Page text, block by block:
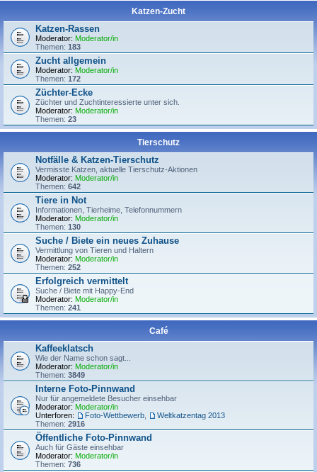
Katzen-Zucht
Katzen-Rassen
Moderator: Moderator/in
Themen: 183
Zucht allgemein
Moderator: Moderator/in
Themen: 172
Züchter-Ecke
Züchter und Zuchtinteressierte unter sich.
Moderator: Moderator/in
Themen: 23
Tierschutz
Notfälle & Katzen-Tierschutz
Vermisste Katzen, aktuelle Tierschutz-Aktionen
Moderator: Moderator/in
Themen: 642
Tiere in Not
Informationen, Tierheime, Telefonnummern
Moderator: Moderator/in
Themen: 130
Suche / Biete ein neues Zuhause
Vermittlung von Tieren und Haltern
Moderator: Moderator/in
Themen: 252
Erfolgreich vermittelt
Suche / Biete mit Happy-End
Moderator: Moderator/in
Themen: 241
Café
Kaffeeklatsch
Wie der Name schon sagt...
Moderator: Moderator/in
Themen: 3849
Interne Foto-Pinnwand
Nur für angemeldete Besucher einsehbar
Moderator: Moderator/in
Unterforen:
Foto-Wettbewerb
Weltkatzentag 2013
Themen: 2916
Öffentliche Foto-Pinnwand
Auch für Gäste einsehbar
Moderator: Moderator/in
Themen: 736